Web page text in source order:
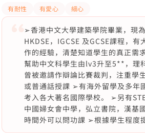
有耐性 有愛心 細心
➢香港中文大學建築學院畢業，現
HKDSE，IGCSE 及GCSE課程，
作的經驗，清楚知道學生的真正
幫助中文科學生由lv3升至5**，理
曾被邀請作辯論比賽裁判，注重學
或普通話授課 ➢有海外留學及多年
考入各大著名國際學校。 ➢另有
中國婦女會中學，弘立書院，漢
時間外可以問功課 ➢根據學生程度